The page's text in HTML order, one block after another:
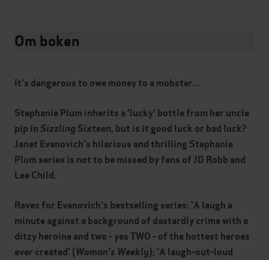
Om boken
It's dangerous to owe money to a mobster...
Stephanie Plum inherits a 'lucky' bottle from her uncle
pip in Sizzling Sixteen, but is it good luck or bad luck?
Janet Evanovich's hilarious and thrilling Stephanie
Plum series is not to be missed by fans of JD Robb and
Lee Child.
Raves for Evanovich's bestselling series: 'A laugh a
minute against a background of dastardly crime with a
ditzy heroine and two - yes TWO - of the hottest heroes
ever created' (Woman's Weekly); 'A laugh-out-loud